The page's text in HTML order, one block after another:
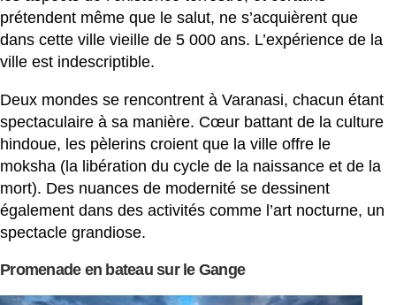
prétendent même que le salut, ne s’acquièrent que
dans cette ville vieille de 5 000 ans. L’expérience de la
ville est indescriptible.
Deux mondes se rencontrent à Varanasi, chacun étant
spectaculaire à sa manière. Cœur battant de la culture
hindoue, les pèlerins croient que la ville offre le
moksha (la libération du cycle de la naissance et de la
mort). Des nuances de modernité se dessinent
également dans des activités comme l’art nocturne, un
spectacle grandiose.
Promenade en bateau sur le Gange